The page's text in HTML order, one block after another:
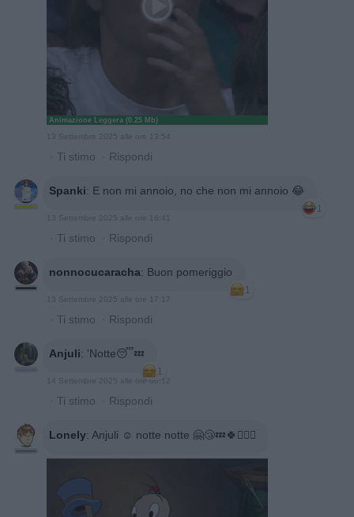
Animazione Leggera (0.25 Mb)
· Ti stimo · Rispondi
Spanki: E non mi annoio, no che non mi annoio 😂
1
· Ti stimo · Rispondi
nonnocucaracha: Buon pomeriggio
1
13 Settembre 2025 alle ore 17:17
· Ti stimo · Rispondi
Anjuli: 'Notte😴💤
1
14 Settembre 2025 alle ore 00:12
· Ti stimo · Rispondi
Lonely: Anjuli ☺️ notte notte 🤗😴💤🍀🙋🏻‍♂️